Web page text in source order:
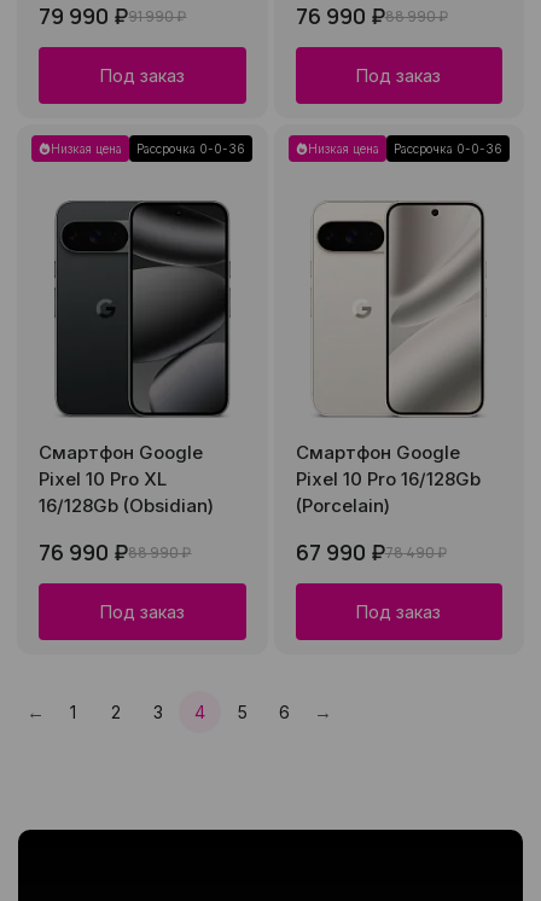
79 990 ₽91 990 ₽
Под заказ
76 990 ₽88 990 ₽
Под заказ
Низкая цена Рассрочка 0-0-36
Смартфон Google
Pixel 10 Pro XL
16/128Gb (Obsidian)
76 990 ₽88 990 ₽
Под заказ
Низкая цена Рассрочка 0-0-36
Смартфон Google
Pixel 10 Pro 16/128Gb
(Porcelain)
67 990 ₽78 490 ₽
Под заказ
←Пред.1 2 3 4 5 6 →След.